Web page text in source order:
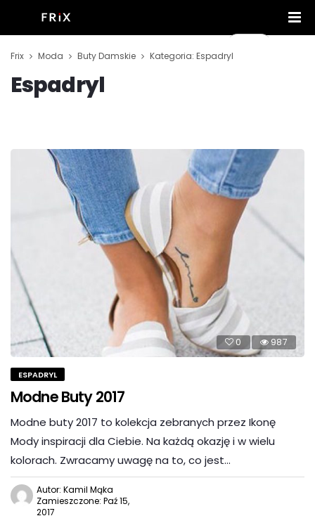
Frix Moda Buty Damskie Kategoria: Espadryl
Espadryl
0 987
ESPADRYL
Modne Buty 2017
Modne buty 2017 to kolekcja zebranych przez Ikonę
Mody inspiracji dla Ciebie. Na każdą okazję i w wielu
kolorach. Zwracamy uwagę na to, co jest…
Autor: Kamil Mąka
Zamieszczone: Paź 15,
2017